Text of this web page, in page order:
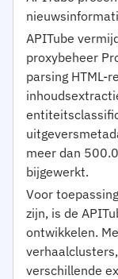
APITube
proxybeheer
parsing HTML-
meer dan
bijgewerkt.
Voor
zijn, is de
ontwikkelen.
verschillende